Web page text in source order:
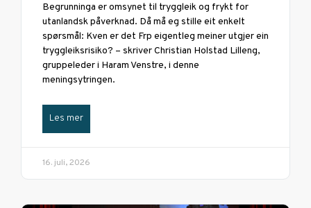
Begrunninga er omsynet til tryggleik og frykt for
utanlandsk påverknad. Då må eg stille eit enkelt
spørsmål: Kven er det Frp eigentleg meiner utgjer ein
tryggleiksrisiko? – skriver Christian Holstad Lilleng,
gruppeleder i Haram Venstre, i denne
meningsytringen.
Les mer
16. juli, 2026